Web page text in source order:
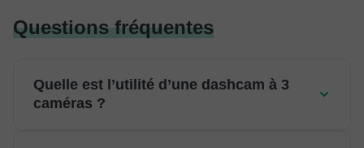
Questions fréquentes
Quelle est l’utilité d’une dashcam à 3
caméras ?